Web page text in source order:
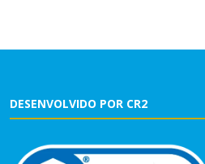
DESENVOLVIDO POR CR2